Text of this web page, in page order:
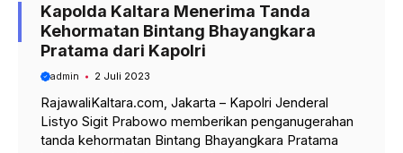
Kapolda Kaltara Menerima Tanda
Kehormatan Bintang Bhayangkara
Pratama dari Kapolri
admin 2 Juli 2023
RajawaliKaltara.com, Jakarta – Kapolri Jenderal
Listyo Sigit Prabowo memberikan penganugerahan
tanda kehormatan Bintang Bhayangkara Pratama